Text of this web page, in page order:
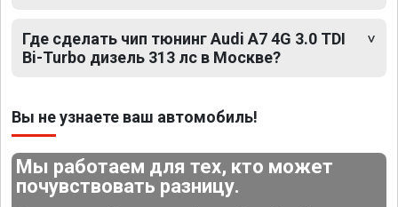
Где сделать чип тюнинг Audi A7 4G 3.0 TDI
Bi-Turbo дизель 313 лс в Москве?
Вы не узнаете ваш автомобиль!
Мы работаем для тех, кто может
почувствовать разницу.